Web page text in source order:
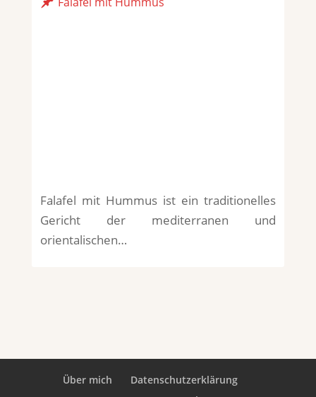
Falafel mit Hummus ist ein traditionelles
Gericht der mediterranen und
orientalischen…
Über mich
Datenschutzerklärung